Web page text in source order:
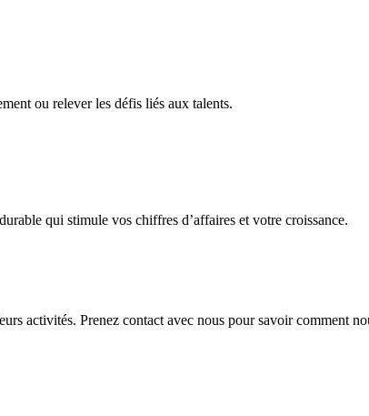
ou relever les défis liés aux talents.
qui stimule vos chiffres d’affaires et votre croissance.
activités. Prenez contact avec nous pour savoir comment